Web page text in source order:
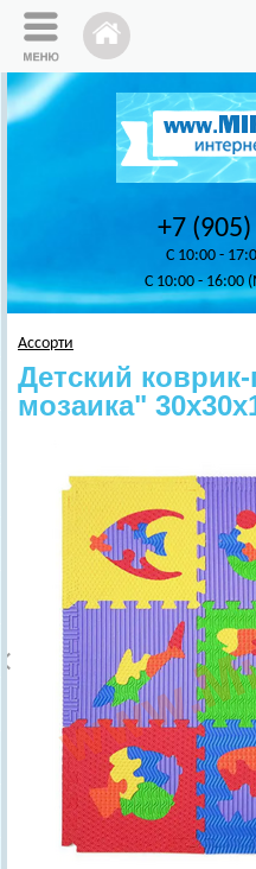
+7
C 10:00 -
C 10:00 - 16:00
Ассорти
Детский
мозаика"